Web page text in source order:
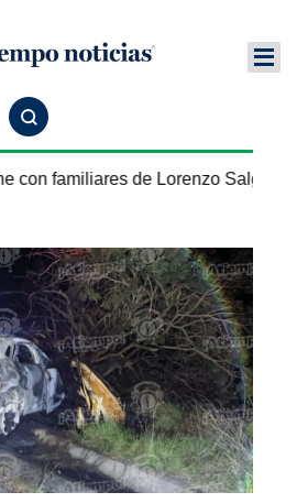
familiares de Lorenzo Salgado en